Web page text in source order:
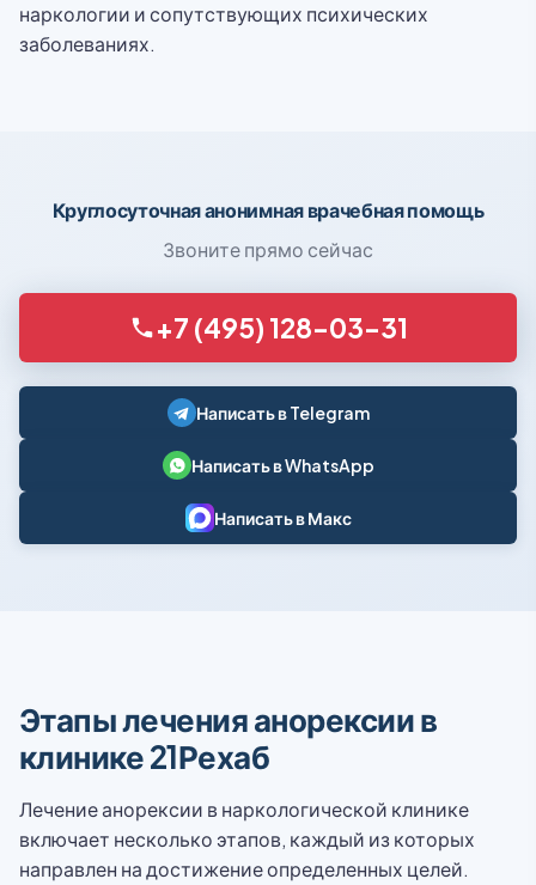
наркологии и сопутствующих психических
заболеваниях.
Круглосуточная анонимная врачебная помощь
Звоните прямо сейчас
+7 (495) 128-03-31
Написать в Telegram
Написать в WhatsApp
Написать в Макс
Этапы лечения анорексии в
клинике 21Рехаб
Лечение анорексии в наркологической клинике
включает несколько этапов, каждый из которых
направлен на достижение определенных целей.